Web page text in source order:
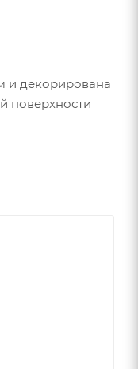
и декорирована
поверхности